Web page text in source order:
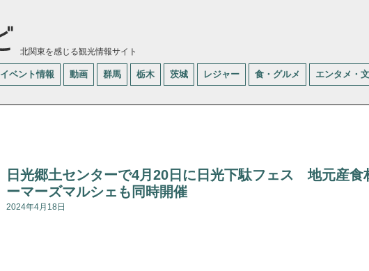
北関東を感じる観光情報サイト
イベント情報 動画 群馬 栃木 茨城 レジャー 食・グルメ エンタメ・
日光郷土センターで4月20日に日光下駄フェス 地元産食
ーマーズマルシェも同時開催
2024年4月18日